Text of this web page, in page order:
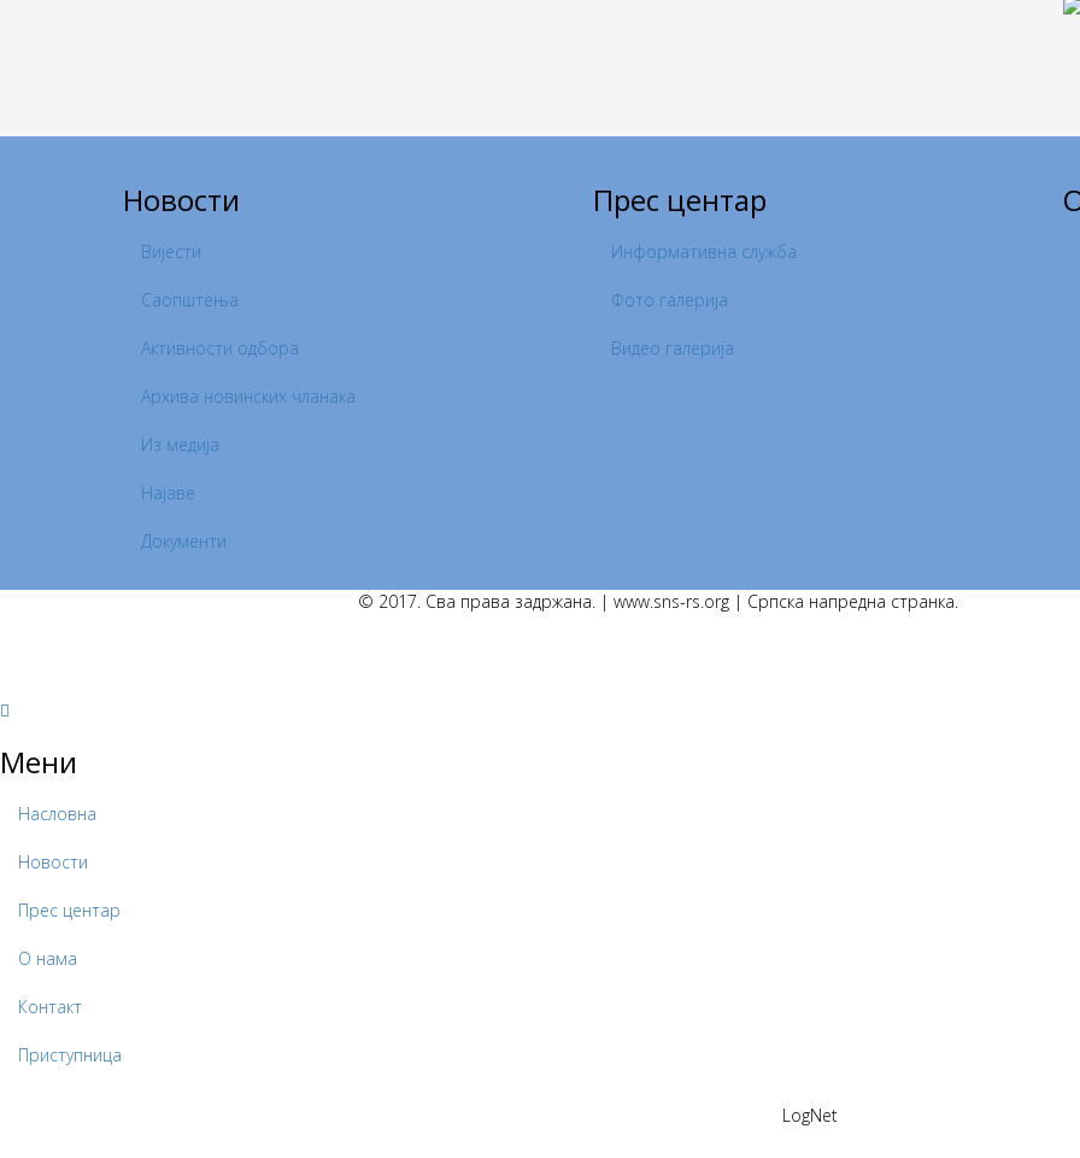
Новости
Вијести
Саопштења
Активности одбора
Архива новинских чланака
Из медија
Најаве
Документи
Прес центар
Информативна служба
Фото галерија
Видео галерија
© 2017. Сва права задржана. | www.sns-rs.org | Српска напредна странка.
Мени
Насловна
Новости
Прес центар
О нама
Контакт
Приступница
LogNet